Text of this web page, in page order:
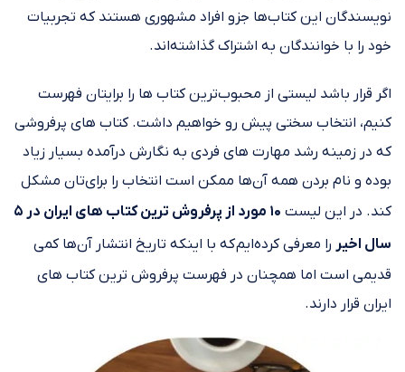
نویسندگان این کتاب‌ها جزو افراد مشهوری هستند که تجربیات
خود را با خوانندگان به اشتراک گذاشته‌اند.
اگر قرار باشد لیستی از محبوب‌ترین کتاب ها را برایتان فهرست
کنیم، انتخاب سختی پیش رو خواهیم داشت. کتاب های پرفروشی
که در زمینه رشد مهارت های فردی به نگارش درآمده بسیار زیاد
بوده و نام بردن همه آن‌ها ممکن است انتخاب را برای‌تان مشکل
کند. در این لیست
۱۰ مورد از پرفروش ترین کتاب های ایران در ۵
سال اخیر را معرفی کرده‌ایم که با اینکه تاریخ انتشار آن‌ها کمی
قدیمی است اما همچنان در فهرست پرفروش ترین کتاب های
ایران قرار دارند.